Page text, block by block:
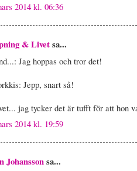
2014 kl. 06:36
& Livetsa...
Jag hoppas och tror det!
Jepp, snart så!
jag tycker det är tufft för att hon
2014 kl. 19:59
Johanssonsa...